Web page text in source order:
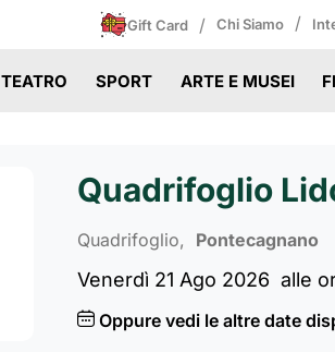
Gift Card / Chi Siamo /
TEATRO SPORT ARTE E MUSEI
Quadrifoglio
Quadrifoglio, Pontecagnano
Venerdì 21 Ago 2026 alle
Oppure vedi le altre date